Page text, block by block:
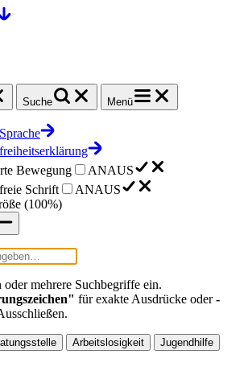
Suche Menü
Bewegung
ANAUS
Schrift
ANAUS
(100%)
mehrere Suchbegriffe ein.
für exakte Ausdrücke oder-
Arbeitslosigkeit
Jugendhilfe